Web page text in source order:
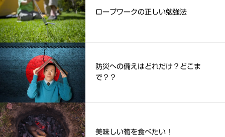
ロープワークの正しい勉強法
防災への備えはどれだけ？どこま
で？？
美味しい筍を食べたい！